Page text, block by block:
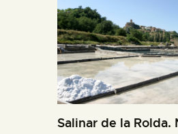
Salinar de la Rolda.